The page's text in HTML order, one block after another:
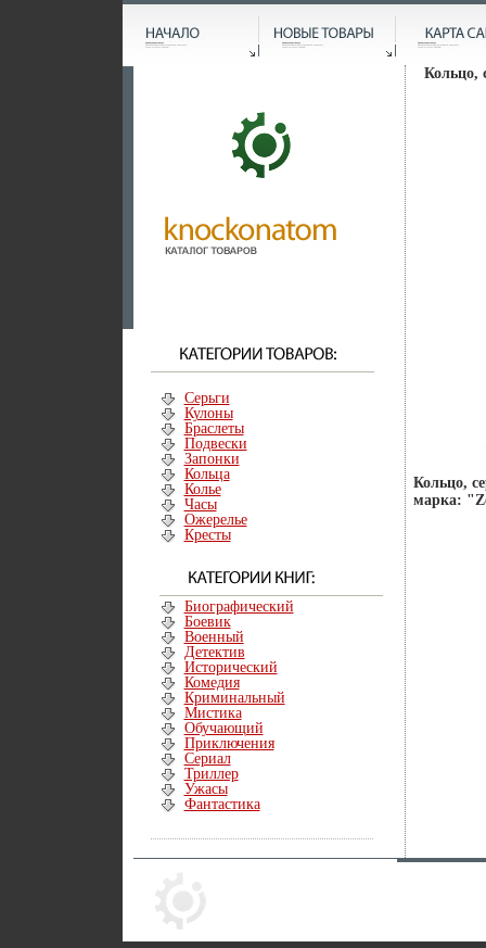
Серьги
Кулоны
Браслеты
Подвески
Запонки
Кольца
Колье
Часы
Ожерелье
Кресты
Биографический
Боевик
Военный
Детектив
Исторический
Комедия
Криминальный
Мистика
Обучающий
Приключения
Сериал
Триллер
Ужасы
Фантастика
Кольцо,
Кольцо,
марка: